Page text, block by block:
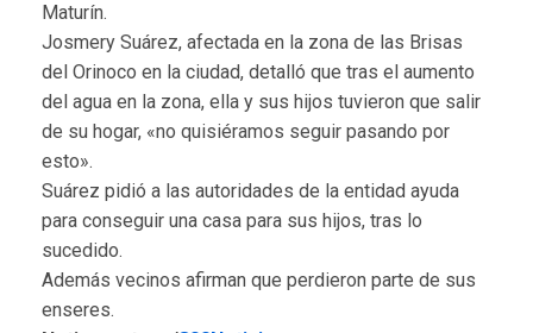
Maturín.
Josmery Suárez, afectada en la zona de las Brisas
del Orinoco en la ciudad, detalló que tras el aumento
del agua en la zona, ella y sus hijos tuvieron que salir
de su hogar, «no quisiéramos seguir pasando por
esto».
Suárez pidió a las autoridades de la entidad ayuda
para conseguir una casa para sus hijos, tras lo
sucedido.
Además vecinos afirman que perdieron parte de sus
enseres.